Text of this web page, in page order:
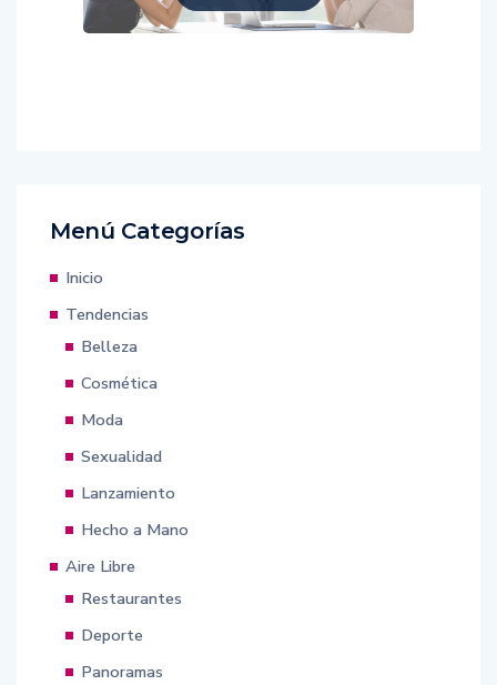
Menú Categorías
Inicio
Tendencias
Belleza
Cosmética
Moda
Sexualidad
Lanzamiento
Hecho a Mano
Aire Libre
Restaurantes
Deporte
Panoramas